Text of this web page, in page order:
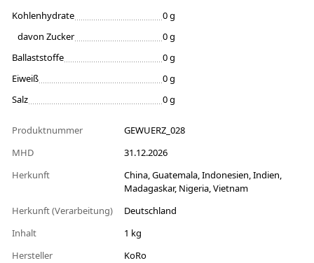
Kohlenhydrate
0 g
davon Zucker
0 g
Ballaststoffe
0 g
Eiweiß
0 g
Salz
0 g
Produktnummer
GEWUERZ_028
MHD
31.12.2026
Herkunft
China, Guatemala, Indonesien, Indien,
Madagaskar, Nigeria, Vietnam
Herkunft (Verarbeitung)
Deutschland
Inhalt
1 kg
Hersteller
KoRo